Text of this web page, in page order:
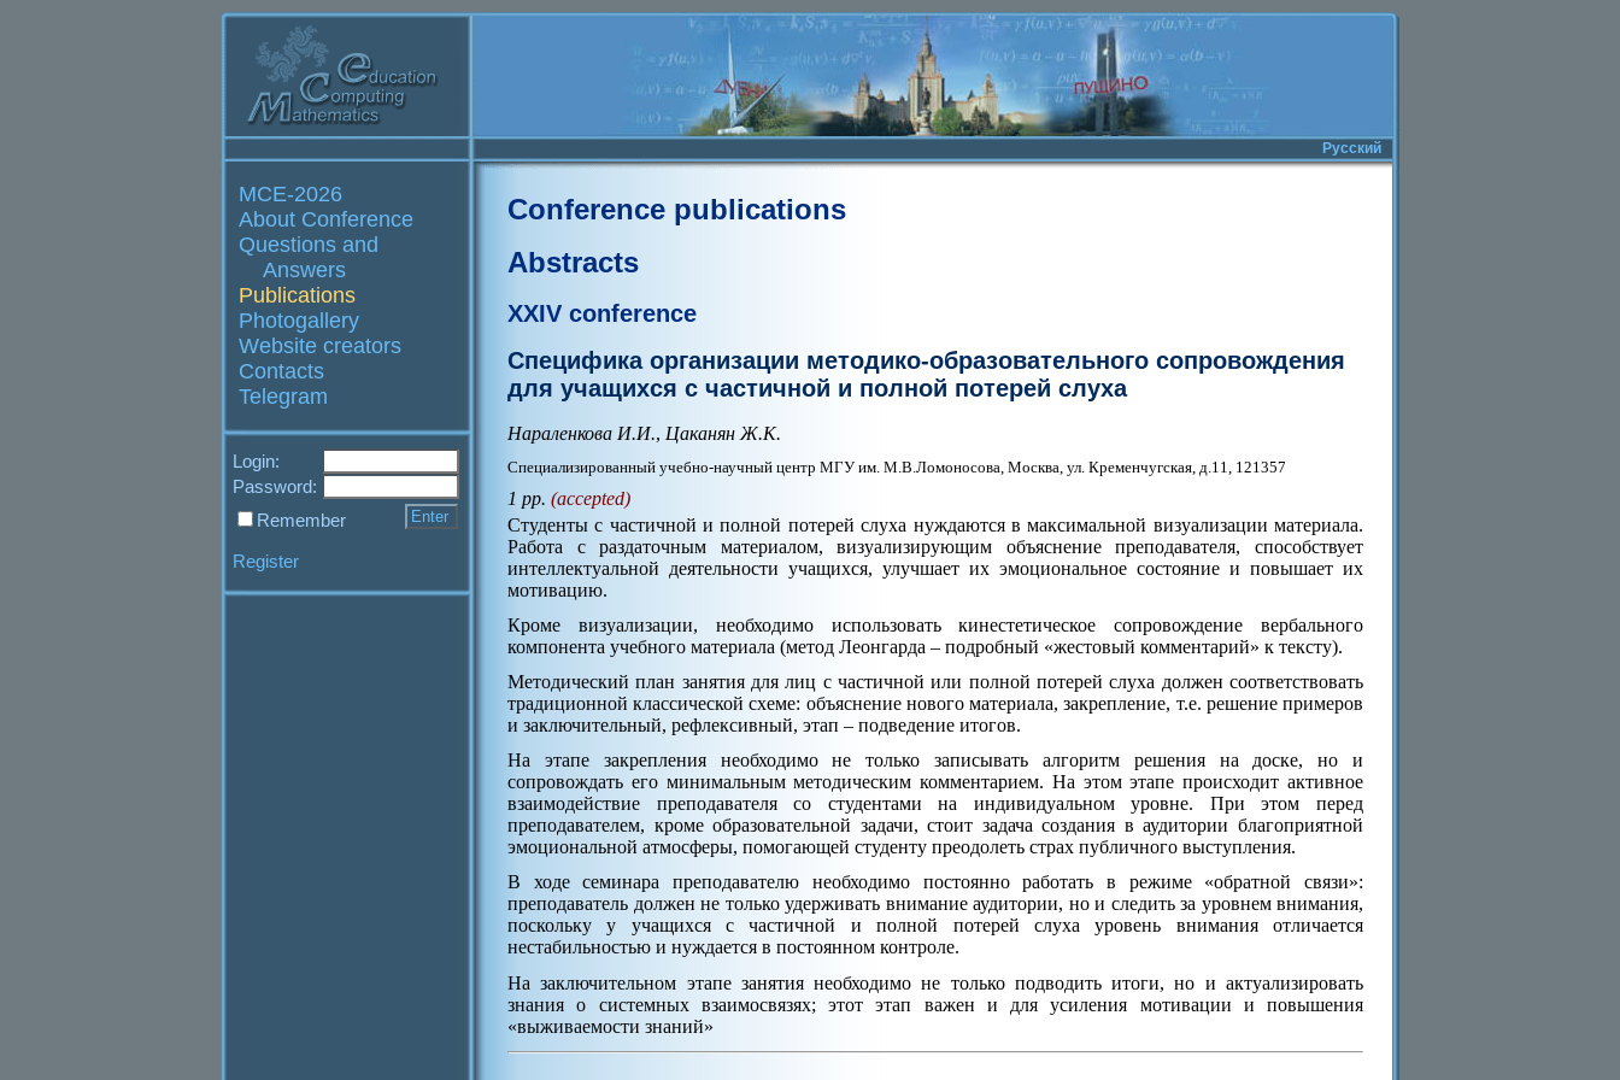
Русский
MCE-2026
About Conference
Questions and
Answers
Publications
Photogallery
Website creators
Contacts
Telegram
Login:
Password:
Remember
Register
Conference publications
Abstracts
XXIV conference
Специфика организации методико-образовательного сопровождения
для учащихся с частичной и полной потерей слуха
Нараленкова И.И., Цаканян Ж.К.
Специализированный учебно-научный центр МГУ им. М.В.Ломоносова, Москва, ул. Кременчугская, д.11, 121357
1 pp. (accepted)
Студенты с частичной и полной потерей слуха нуждаются в максимальной визуализации материала.
Работа с раздаточным материалом, визуализирующим объяснение преподавателя, способствует
интеллектуальной деятельности учащихся, улучшает их эмоциональное состояние и повышает их
мотивацию.
Кроме визуализации, необходимо использовать кинестетическое сопровождение вербального
компонента учебного материала (метод Леонгарда – подробный «жестовый комментарий» к тексту).
Методический план занятия для лиц с частичной или полной потерей слуха должен соответствовать
традиционной классической схеме: объяснение нового материала, закрепление, т.е. решение примеров
и заключительный, рефлексивный, этап – подведение итогов.
На этапе закрепления необходимо не только записывать алгоритм решения на доске, но и
сопровождать его минимальным методическим комментарием. На этом этапе происходит активное
взаимодействие преподавателя со студентами на индивидуальном уровне. При этом перед
преподавателем, кроме образовательной задачи, стоит задача создания в аудитории благоприятной
эмоциональной атмосферы, помогающей студенту преодолеть страх публичного выступления.
В ходе семинара преподавателю необходимо постоянно работать в режиме «обратной связи»:
преподаватель должен не только удерживать внимание аудитории, но и следить за уровнем внимания,
поскольку у учащихся с частичной и полной потерей слуха уровень внимания отличается
нестабильностью и нуждается в постоянном контроле.
На заключительном этапе занятия необходимо не только подводить итоги, но и актуализировать
знания о системных взаимосвязях; этот этап важен и для усиления мотивации и повышения
«выживаемости знаний»